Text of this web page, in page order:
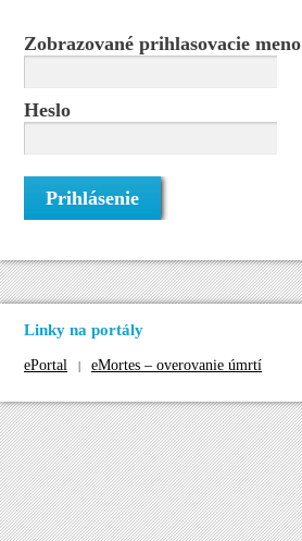
Zobrazované prihlasovacie meno
Heslo
Linky na portály
ePortal | eMortes – overovanie úmrtí